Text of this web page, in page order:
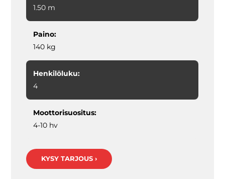
1.50 m
Paino:
140 kg
Henkilöluku:
4
Moottorisuositus:
4-10 hv
KYSY TARJOUS ›